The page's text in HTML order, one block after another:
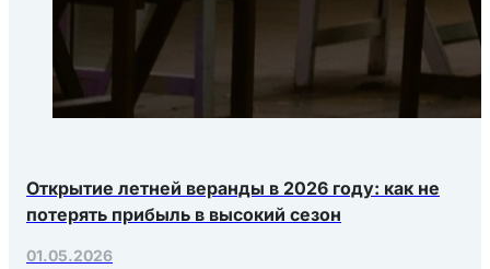
Открытие летней веранды в 2026 году: как не
потерять прибыль в высокий сезон
01.05.2026